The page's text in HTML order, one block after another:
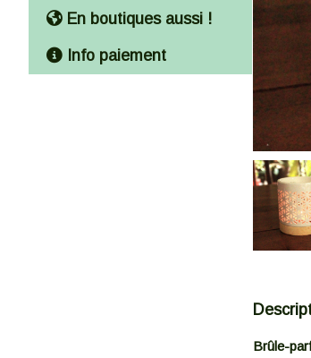
En boutiques aussi !
Info paiement
Brûle-